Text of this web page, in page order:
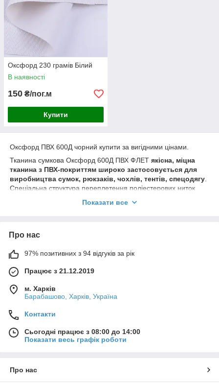
Жорсткістьтканина оксфорд ПВХ жорсткіша, ще менше
Захист від вологи: покриття з ПВХ робить тканину
непроникною для води та бруду. Стійкість до
ультрафіолетового випромінювання: тканина оксфорд PVC
практично не схильна до вицвітання та старіння матеріалу.
Оксфорд 230 грамів Білий
В наявності
150 ₴/пог.м
Купити
Оксфорд ПВХ 600Д чорний купити за вигідними цінами.
Тканина сумкова Оксфорд 600Д ПВХ ФЛЕТ якісна, міцна
тканина з ПВХ-покриттям широко застосовується для
виробництва сумок, рюкзаків, чохлів, тентів, спецодягу
Спеціальна структура переплетення поліестерових ниток
Найчастіше тканина використовується в пошитті
й не зношується. Реже її використовують для виробництва
тентів, галантереї, сумок, шатрів, навісів та інших споруд.
Іноді її беруть для пошиття спецодягу, яка має підвищені
Що краща тканина оксфорд або ПВХ?
піддається механічним пошкодженням і деформації
непроникною для води та бруду. Стійкість до
ультрафіолетового випромінювання: тканина оксфорд PVC
Показати все
Про нас
97% позитивних з 94 відгуків за рік
Працює з 21.12.2019
м. Харків
Барабашово, Харків, Україна
Контакти
Сьогодні працює з 08:00 до 14:00
Показати весь графік роботи
Про нас